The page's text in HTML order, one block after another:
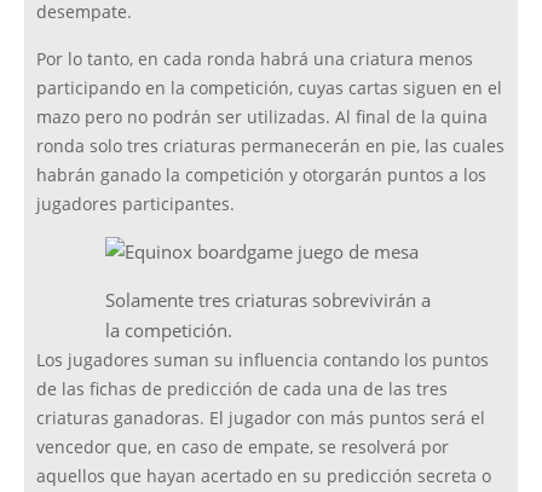
desempate.
Por lo tanto, en cada ronda habrá una criatura menos
participando en la competición, cuyas cartas siguen en el
mazo pero no podrán ser utilizadas. Al final de la quina
ronda solo tres criaturas permanecerán en pie, las cuales
habrán ganado la competición y otorgarán puntos a los
jugadores participantes.
Solamente tres criaturas sobrevivirán a
la competición.
Los jugadores suman su influencia contando los puntos
de las fichas de predicción de cada una de las tres
criaturas ganadoras. El jugador con más puntos será el
vencedor que, en caso de empate, se resolverá por
aquellos que hayan acertado en su predicción secreta o